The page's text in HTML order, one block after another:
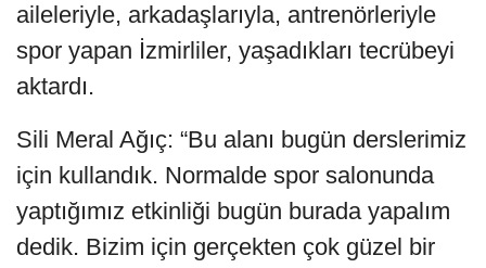
aileleriyle, arkadaşlarıyla, antrenörleriyle
spor yapan İzmirliler, yaşadıkları tecrübeyi
aktardı.
Sili Meral Ağıç: “Bu alanı bugün derslerimiz
için kullandık. Normalde spor salonunda
yaptığımız etkinliği bugün burada yapalım
dedik. Bizim için gerçekten çok güzel bir